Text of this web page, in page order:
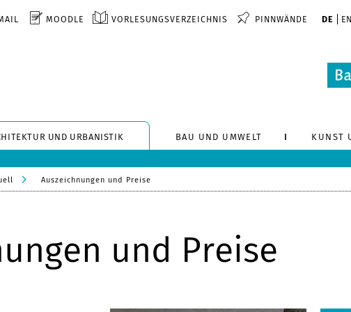
MOODLE VORLESUNGSVERZEICHNIS PINNWÄNDE DE EN
UND URBANISTIK BAU UND UMWELT KUNST
Auszeichnungen und Preise
und Preise